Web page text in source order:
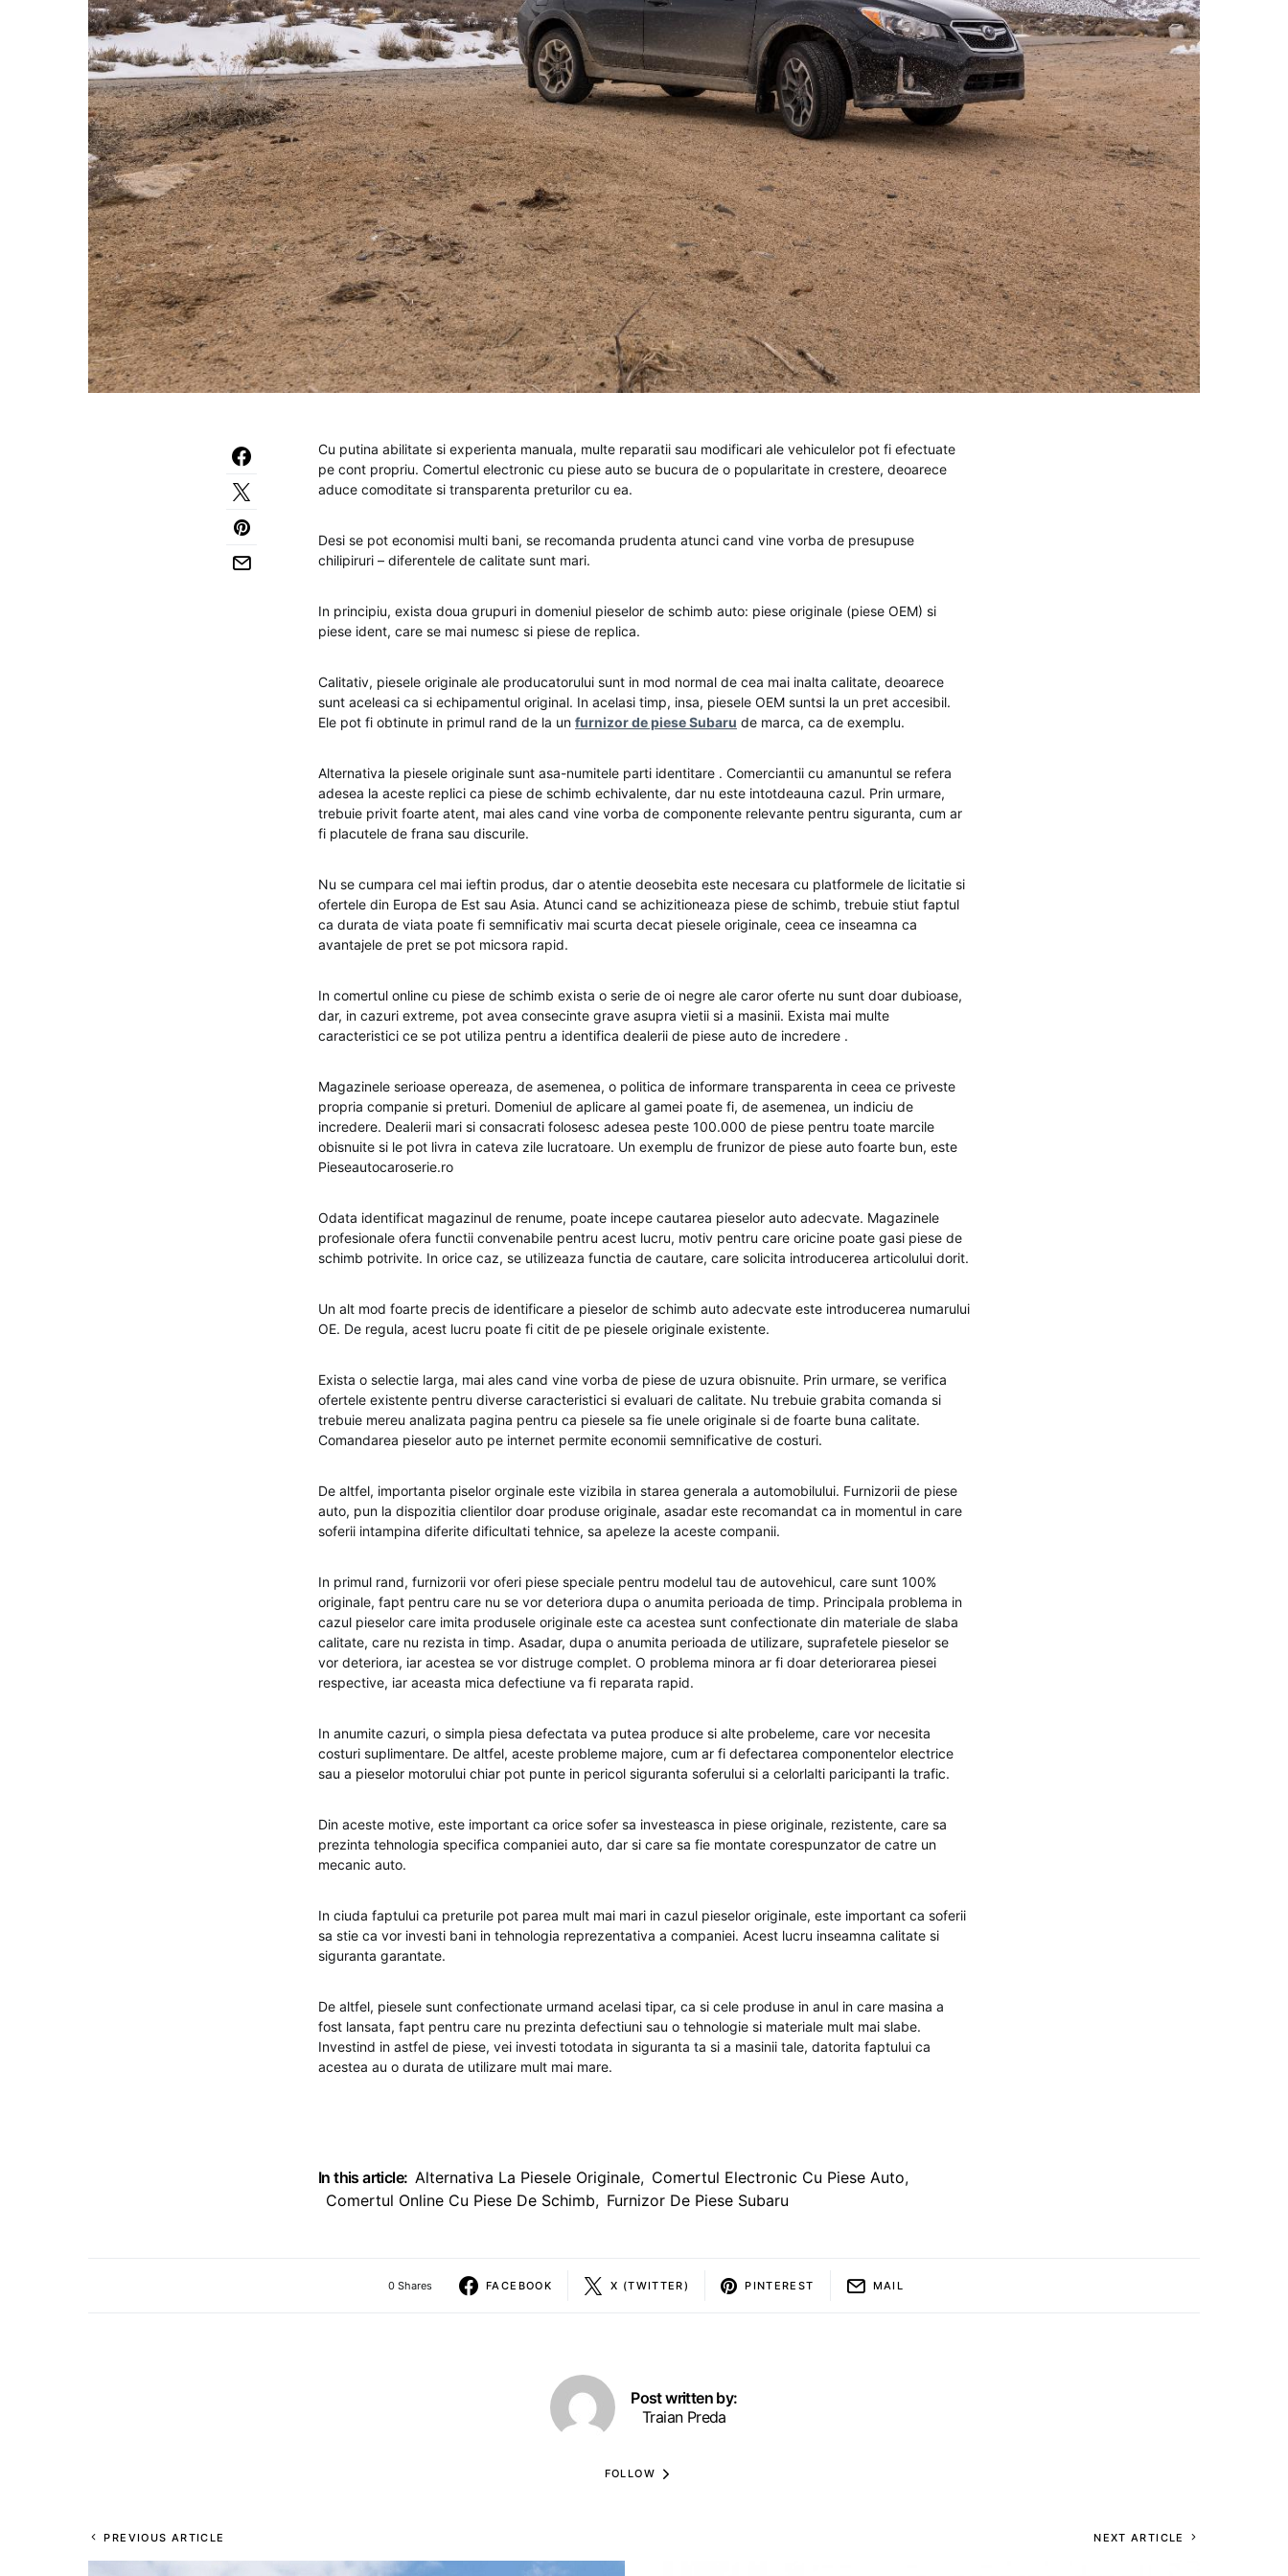
Cu putina abilitate si experienta manuala, multe reparatii sau modificari ale vehiculelor pot fi efectuate
pe cont propriu. Comertul electronic cu piese auto se bucura de o popularitate in crestere, deoarece
aduce comoditate si transparenta preturilor cu ea.
Desi se pot economisi multi bani, se recomanda prudenta atunci cand vine vorba de presupuse
chilipiruri – diferentele de calitate sunt mari.
In principiu, exista doua grupuri in domeniul pieselor de schimb auto: piese originale (piese OEM) si
piese ident, care se mai numesc si piese de replica.
Calitativ, piesele originale ale producatorului sunt in mod normal de cea mai inalta calitate, deoarece
sunt aceleasi ca si echipamentul original. In acelasi timp, insa, piesele OEM suntsi la un pret accesibil.
Ele pot fi obtinute in primul rand de la un furnizor de piese Subaru de marca, ca de exemplu.
Alternativa la piesele originale sunt asa-numitele parti identitare . Comerciantii cu amanuntul se refera
adesea la aceste replici ca piese de schimb echivalente, dar nu este intotdeauna cazul. Prin urmare,
trebuie privit foarte atent, mai ales cand vine vorba de componente relevante pentru siguranta, cum ar
fi placutele de frana sau discurile.
Nu se cumpara cel mai ieftin produs, dar o atentie deosebita este necesara cu platformele de licitatie si
ofertele din Europa de Est sau Asia. Atunci cand se achizitioneaza piese de schimb, trebuie stiut faptul
ca durata de viata poate fi semnificativ mai scurta decat piesele originale, ceea ce inseamna ca
avantajele de pret se pot micsora rapid.
In comertul online cu piese de schimb exista o serie de oi negre ale caror oferte nu sunt doar dubioase,
dar, in cazuri extreme, pot avea consecinte grave asupra vietii si a masinii. Exista mai multe
caracteristici ce se pot utiliza pentru a identifica dealerii de piese auto de incredere .
Magazinele serioase opereaza, de asemenea, o politica de informare transparenta in ceea ce priveste
propria companie si preturi. Domeniul de aplicare al gamei poate fi, de asemenea, un indiciu de
incredere. Dealerii mari si consacrati folosesc adesea peste 100.000 de piese pentru toate marcile
obisnuite si le pot livra in cateva zile lucratoare. Un exemplu de frunizor de piese auto foarte bun, este
Pieseautocaroserie.ro
Odata identificat magazinul de renume, poate incepe cautarea pieselor auto adecvate. Magazinele
profesionale ofera functii convenabile pentru acest lucru, motiv pentru care oricine poate gasi piese de
schimb potrivite. In orice caz, se utilizeaza functia de cautare, care solicita introducerea articolului dorit.
Un alt mod foarte precis de identificare a pieselor de schimb auto adecvate este introducerea numarului
OE. De regula, acest lucru poate fi citit de pe piesele originale existente.
Exista o selectie larga, mai ales cand vine vorba de piese de uzura obisnuite. Prin urmare, se verifica
ofertele existente pentru diverse caracteristici si evaluari de calitate. Nu trebuie grabita comanda si
trebuie mereu analizata pagina pentru ca piesele sa fie unele originale si de foarte buna calitate.
Comandarea pieselor auto pe internet permite economii semnificative de costuri.
De altfel, importanta piselor orginale este vizibila in starea generala a automobilului. Furnizorii de piese
auto, pun la dispozitia clientilor doar produse originale, asadar este recomandat ca in momentul in care
soferii intampina diferite dificultati tehnice, sa apeleze la aceste companii.
In primul rand, furnizorii vor oferi piese speciale pentru modelul tau de autovehicul, care sunt 100%
originale, fapt pentru care nu se vor deteriora dupa o anumita perioada de timp. Principala problema in
cazul pieselor care imita produsele originale este ca acestea sunt confectionate din materiale de slaba
calitate, care nu rezista in timp. Asadar, dupa o anumita perioada de utilizare, suprafetele pieselor se
vor deteriora, iar acestea se vor distruge complet. O problema minora ar fi doar deteriorarea piesei
respective, iar aceasta mica defectiune va fi reparata rapid.
In anumite cazuri, o simpla piesa defectata va putea produce si alte probeleme, care vor necesita
costuri suplimentare. De altfel, aceste probleme majore, cum ar fi defectarea componentelor electrice
sau a pieselor motorului chiar pot punte in pericol siguranta soferului si a celorlalti paricipanti la trafic.
Din aceste motive, este important ca orice sofer sa investeasca in piese originale, rezistente, care sa
prezinta tehnologia specifica companiei auto, dar si care sa fie montate corespunzator de catre un
mecanic auto.
In ciuda faptului ca preturile pot parea mult mai mari in cazul pieselor originale, este important ca soferii
sa stie ca vor investi bani in tehnologia reprezentativa a companiei. Acest lucru inseamna calitate si
siguranta garantate.
De altfel, piesele sunt confectionate urmand acelasi tipar, ca si cele produse in anul in care masina a
fost lansata, fapt pentru care nu prezinta defectiuni sau o tehnologie si materiale mult mai slabe.
Investind in astfel de piese, vei investi totodata in siguranta ta si a masinii tale, datorita faptului ca
acestea au o durata de utilizare mult mai mare.
In this article: Alternativa La Piesele Originale, Comertul Electronic Cu Piese Auto,
Comertul Online Cu Piese De Schimb, Furnizor De Piese Subaru
0 Shares FACEBOOK X (TWITTER) PINTEREST MAIL
Post written by:
Traian Preda
FOLLOW
PREVIOUS ARTICLE NEXT ARTICLE